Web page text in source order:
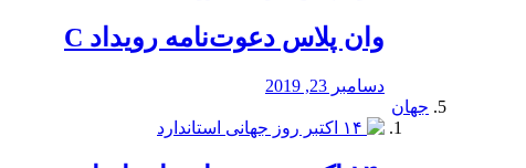
وان پلاس دعوت‌نامه رویداد C
دسامبر 23, 2019
جهان